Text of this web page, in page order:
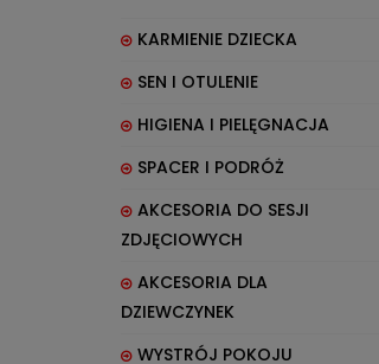
KARMIENIE DZIECKA
SEN I OTULENIE
HIGIENA I PIELĘGNACJA
SPACER I PODRÓŻ
AKCESORIA DO SESJI
ZDJĘCIOWYCH
AKCESORIA DLA
DZIEWCZYNEK
WYSTRÓJ POKOJU